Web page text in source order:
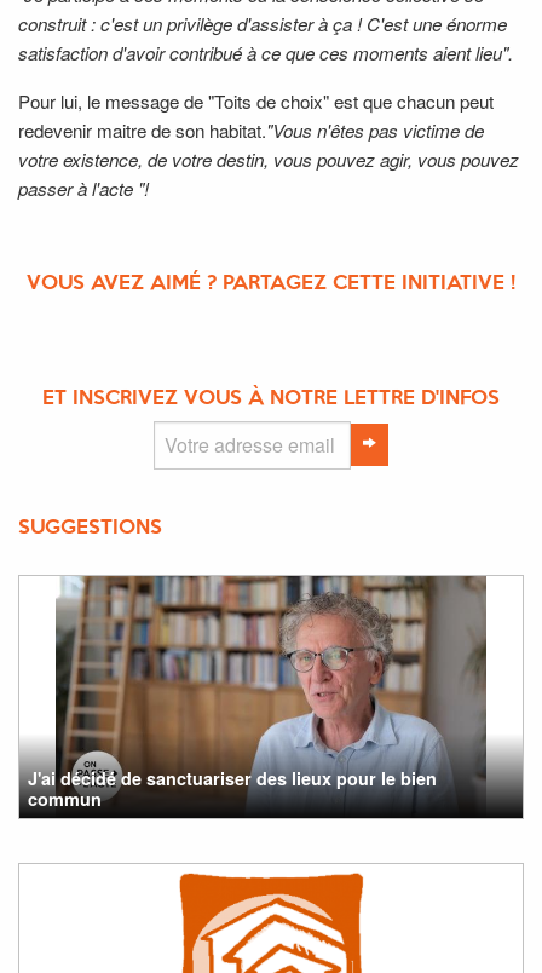
construit : c'est un privilège d'assister à ça ! C'est une énorme
satisfaction d'avoir contribué à ce que ces moments aient lieu".
Pour lui, le message de "Toits de choix" est que chacun peut
redevenir maitre de son habitat."Vous n'êtes pas victime de
votre existence, de votre destin, vous pouvez agir, vous pouvez
passer à l'acte "!
VOUS AVEZ AIMÉ ? PARTAGEZ CETTE INITIATIVE !
ET INSCRIVEZ VOUS À NOTRE LETTRE D'INFOS
SUGGESTIONS
J'ai décidé de sanctuariser des lieux pour le bien
commun